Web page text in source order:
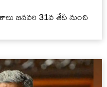
జనవరి 31వ తేదీ నుంచి